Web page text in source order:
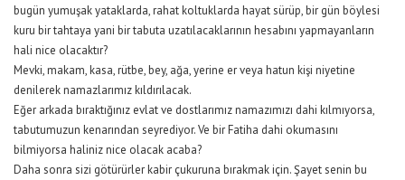
bugün yumuşak yataklarda, rahat koltuklarda hayat sürüp, bir gün böylesi
kuru bir tahtaya yani bir tabuta uzatılacaklarının hesabını yapmayanların
hali nice olacaktır?
Mevki, makam, kasa, rütbe, bey, ağa, yerine er veya hatun kişi niyetine
denilerek namazlarımız kıldırılacak.
Eğer arkada bıraktığınız evlat ve dostlarımız namazımızı dahi kılmıyorsa,
tabutumuzun kenarından seyrediyor. Ve bir Fatiha dahi okumasını
bilmiyorsa haliniz nice olacak acaba?
Daha sonra sizi götürürler kabir çukuruna bırakmak için. Şayet senin bu